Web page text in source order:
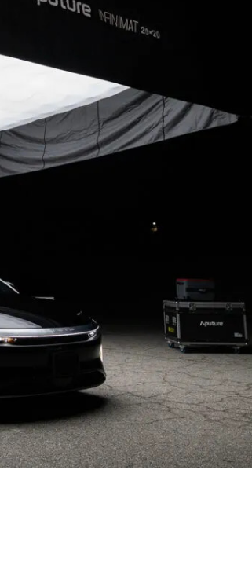
Aputure INFINIMAT 4X4 имеют
Это обеспечивает
4X4 незаменимым